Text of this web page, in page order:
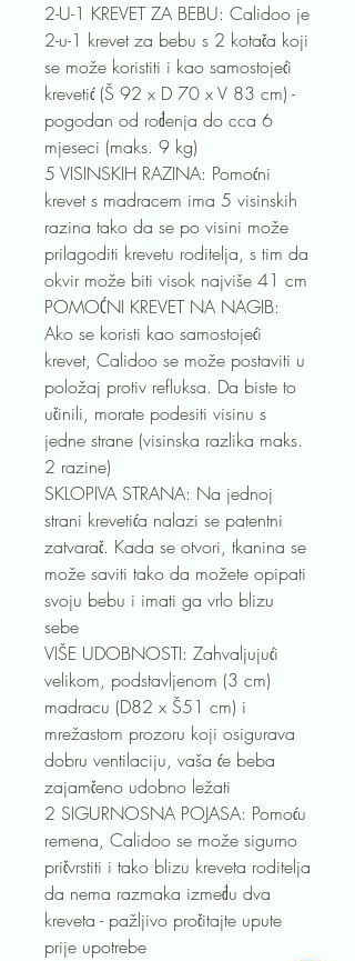
2-U-1 KREVET ZA BEBU: Calidoo je
2-u-1 krevet za bebu s 2 kotača koji
se može koristiti i kao samostojeći
krevetić (Š 92 x D 70 x V 83 cm) -
pogodan od rođenja do cca 6
mjeseci (maks. 9 kg)
5 VISINSKIH RAZINA: Pomoćni
krevet s madracem ima 5 visinskih
razina tako da se po visini može
prilagoditi krevetu roditelja, s tim da
okvir može biti visok najviše 41 cm
POMOĆNI KREVET NA NAGIB:
Ako se koristi kao samostojeći
krevet, Calidoo se može postaviti u
položaj protiv refluksa. Da biste to
učinili, morate podesiti visinu s
jedne strane (visinska razlika maks.
2 razine)
SKLOPIVA STRANA: Na jednoj
strani krevetića nalazi se patentni
zatvarač. Kada se otvori, tkanina se
može saviti tako da možete opipati
svoju bebu i imati ga vrlo blizu
sebe
VIŠE UDOBNOSTI: Zahvaljujući
velikom, podstavljenom (3 cm)
madracu (D82 x Š51 cm) i
mrežastom prozoru koji osigurava
dobru ventilaciju, vaša će beba
zajamčeno udobno ležati
2 SIGURNOSNA POJASA: Pomoću
remena, Calidoo se može sigurno
pričvrstiti i tako blizu kreveta roditelja
da nema razmaka između dva
kreveta - pažljivo pročitajte upute
prije upotrebe